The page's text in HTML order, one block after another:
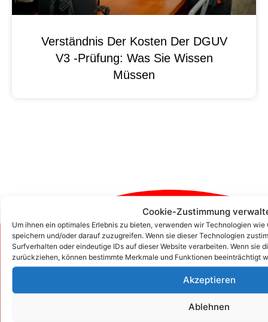
Cookie-Zustimmung
Um ihnen ein optimales Erlebnis zu bieten, verwenden wir Technologien
speichern und/oder darauf zuzugreifen. Wenn sie dieser Technologien
Surfverhalten oder eindeutige IDs auf dieser Website verarbeiten. Wenn sie
zurückziehen, können bestimmte Merkmale und Funktionen beeinträchtigt
Akzeptieren
Ablehnen
Verständnis Der Kosten Der DGUV
V3 -Prüfung: Was Sie Wissen
Müssen
Zum Kontaktformular